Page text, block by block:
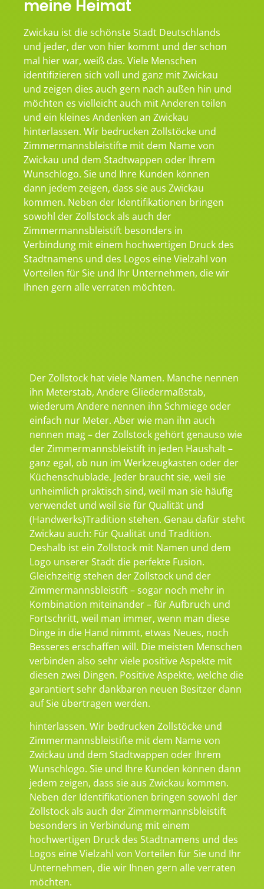
meine Heimat
Zwickau ist die schönste Stadt Deutschlands
und jeder, der von hier kommt und der schon
mal hier war, weiß das. Viele Menschen
identifizieren sich voll und ganz mit Zwickau
und zeigen dies auch gern nach außen hin und
möchten es vielleicht auch mit Anderen teilen
und ein kleines Andenken an Zwickau
hinterlassen. Wir bedrucken Zollstöcke und
Zimmermannsbleistifte mit dem Name von
Zwickau und dem Stadtwappen oder Ihrem
Wunschlogo. Sie und Ihre Kunden können
dann jedem zeigen, dass sie aus Zwickau
kommen. Neben der Identifikationen bringen
sowohl der Zollstock als auch der
Zimmermannsbleistift besonders in
Verbindung mit einem hochwertigen Druck des
Stadtnamens und des Logos eine Vielzahl von
Vorteilen für Sie und Ihr Unternehmen, die wir
Ihnen gern alle verraten möchten.
Der Zollstock hat viele Namen. Manche nennen
ihn Meterstab, Andere Gliedermaßstab,
wiederum Andere nennen ihn Schmiege oder
einfach nur Meter. Aber wie man ihn auch
nennen mag – der Zollstock gehört genauso wie
der Zimmermannsbleistift in jeden Haushalt –
ganz egal, ob nun im Werkzeugkasten oder der
Küchenschublade. Jeder braucht sie, weil sie
unheimlich praktisch sind, weil man sie häufig
verwendet und weil sie für Qualität und
(Handwerks)Tradition stehen. Genau dafür steht
Zwickau auch: Für Qualität und Tradition.
Deshalb ist ein Zollstock mit Namen und dem
Logo unserer Stadt die perfekte Fusion.
Gleichzeitig stehen der Zollstock und der
Zimmermannsbleistift – sogar noch mehr in
Kombination miteinander – für Aufbruch und
Fortschritt, weil man immer, wenn man diese
Dinge in die Hand nimmt, etwas Neues, noch
Besseres erschaffen will. Die meisten Menschen
verbinden also sehr viele positive Aspekte mit
diesen zwei Dingen. Positive Aspekte, welche die
garantiert sehr dankbaren neuen Besitzer dann
auf Sie übertragen werden.
hinterlassen. Wir bedrucken Zollstöcke und
Zimmermannsbleistifte mit dem Name von
Zwickau und dem Stadtwappen oder Ihrem
Wunschlogo. Sie und Ihre Kunden können dann
jedem zeigen, dass sie aus Zwickau kommen.
Neben der Identifikationen bringen sowohl der
Zollstock als auch der Zimmermannsbleistift
besonders in Verbindung mit einem
hochwertigen Druck des Stadtnamens und des
Logos eine Vielzahl von Vorteilen für Sie und Ihr
Unternehmen, die wir Ihnen gern alle verraten
möchten.